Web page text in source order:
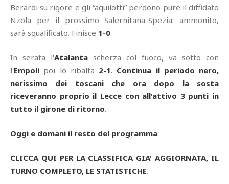
Berardi su rigore e gli “aquilotti” perdono pure il diffidato
Nzola per il prossimo Salernitana-Spezia: ammonito,
sarà squalificato. Finisce 1-0.
In serata l'Atalanta scherza col fuoco, va sotto con
l'Empoli poi lo ribalta 2-1. Continua il periodo nero,
nerissimo dei toscani che ora dopo la sosta
riceveranno proprio il Lecce con all'attivo 3 punti in
tutto il girone di ritorno.
Oggi e domani il resto del programma.
CLICCA QUI PER LA CLASSIFICA GIA' AGGIORNATA, IL
TURNO COMPLETO, LE STATISTICHE.